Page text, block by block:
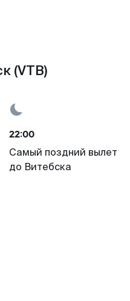
(VTB)
22:00
Самый поздний вылет
до Витебска